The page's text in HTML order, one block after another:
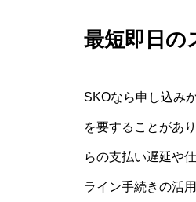
最短即日の
SKOなら申し込み
を要することがあ
らの支払い遅延や
ライン手続きの活